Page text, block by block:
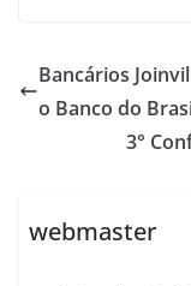
Bancários
o Banco do
3°
webmaster